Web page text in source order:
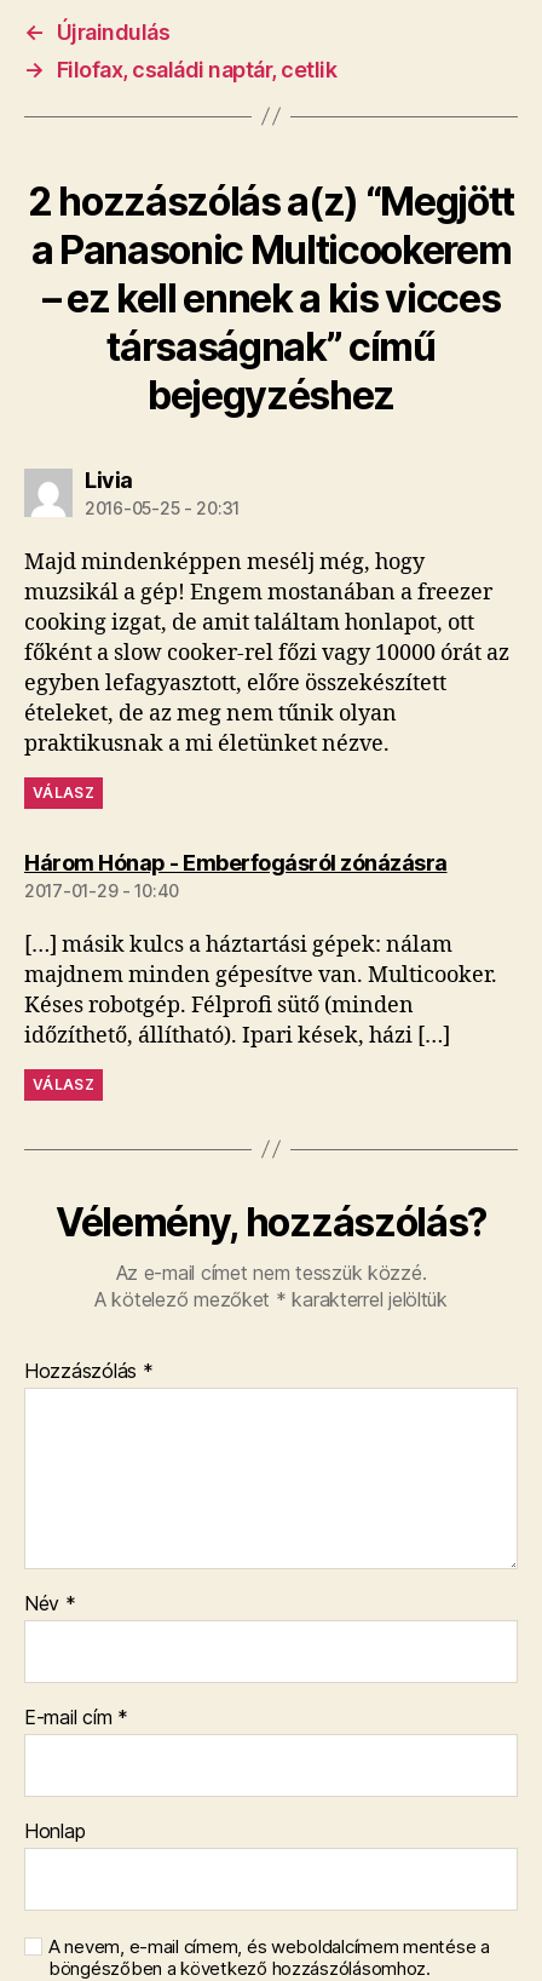
←
Újraindulás
→
Filofax, családi naptár, cetlik
2 hozzászólás a(z) “Megjött
a Panasonic Multicookerem
– ez kell ennek a kis vicces
társaságnak” című
bejegyzéshez
Liviaszerint:
2016-05-25 - 20:31
Majd mindenképpen mesélj még, hogy
muzsikál a gép! Engem mostanában a freezer
cooking izgat, de amit találtam honlapot, ott
főként a slow cooker-rel főzi vagy 10000 órát az
egyben lefagyasztott, előre összekészített
ételeket, de az meg nem tűnik olyan
praktikusnak a mi életünket nézve.
VÁLASZ
Három Hónap - Emberfogásról zónázásraszerint:
2017-01-29 - 10:40
[…] másik kulcs a háztartási gépek: nálam
majdnem minden gépesítve van. Multicooker.
Késes robotgép. Félprofi sütő (minden
időzíthető, állítható). Ipari kések, házi […]
VÁLASZ
Vélemény, hozzászólás?
Az e-mail címet nem tesszük közzé.
A kötelező mezőket * karakterrel jelöltük
Hozzászólás *
Név *
E-mail cím *
Honlap
A nevem, e-mail címem, és weboldalcímem mentése a
böngészőben a következő hozzászólásomhoz.